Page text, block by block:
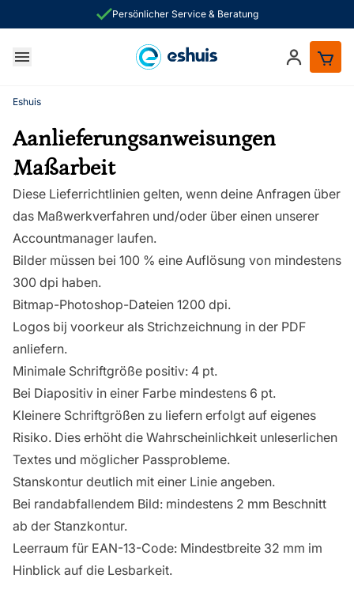
Persönlicher Service & Beratung
Anmelden
Eshuis
Aanlieferungsanweisungen
Maßarbeit
Diese Lieferrichtlinien gelten, wenn deine Anfragen über
das Maßwerkverfahren und/oder über einen unserer
Accountmanager laufen.
Bilder müssen bei 100 % eine Auflösung von mindestens
300 dpi haben.
Bitmap-Photoshop-Dateien 1200 dpi.
Logos bij voorkeur als Strichzeichnung in der PDF
anliefern.
Minimale Schriftgröße positiv: 4 pt.
Bei Diapositiv in einer Farbe mindestens 6 pt.
Kleinere Schriftgrößen zu liefern erfolgt auf eigenes
Risiko. Dies erhöht die Wahrscheinlichkeit unleserlichen
Textes und möglicher Passprobleme.
Stanskontur deutlich mit einer Linie angeben.
Bei randabfallendem Bild: mindestens 2 mm Beschnitt
ab der Stanzkontur.
Leerraum für EAN-13-Code: Mindestbreite 32 mm im
Hinblick auf die Lesbarkeit.